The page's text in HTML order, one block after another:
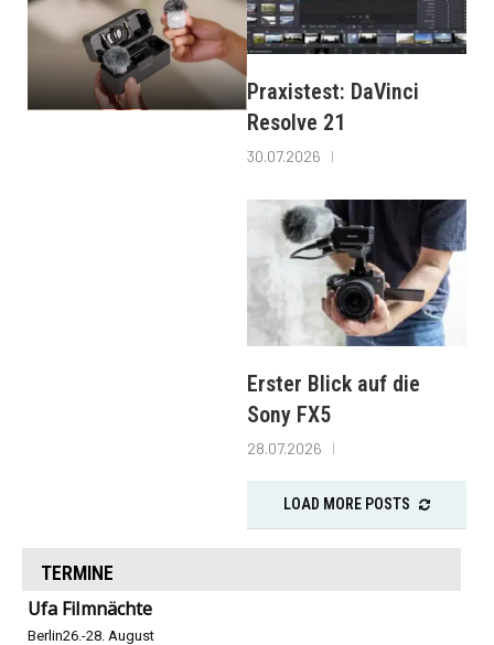
Praxistest: DaVinci
Resolve 21
30.07.2026
Erster Blick auf die
Sony FX5
28.07.2026
LOAD MORE POSTS
TERMINE
Ufa Filmnächte
Berlin26.-28. August